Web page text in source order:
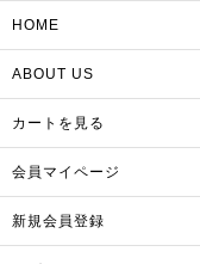
HOME
ABOUT US
カートを見る
会員マイページ
新規会員登録